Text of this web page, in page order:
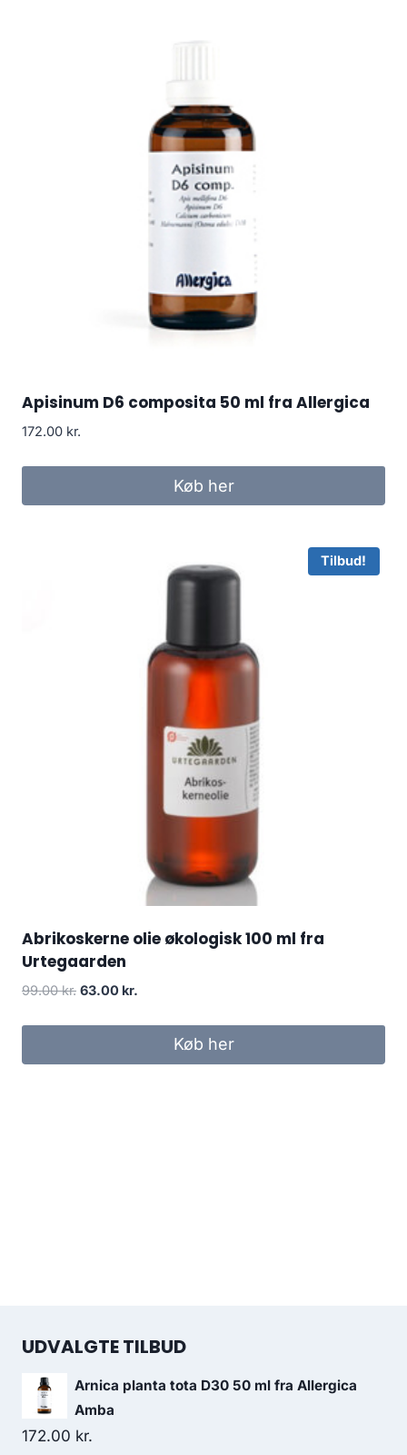
Apisinum D6 composita 50 ml fra Allergica
172.00 kr.
Køb her
Tilbud!
Abrikoskerne olie økologisk 100 ml fra
Urtegaarden
99.00kr. Den
63.00 kr.
Køb her
UDVALGTE TILBUD
Arnica planta tota D30 50 ml fra Allergica
Amba
172.00 kr.